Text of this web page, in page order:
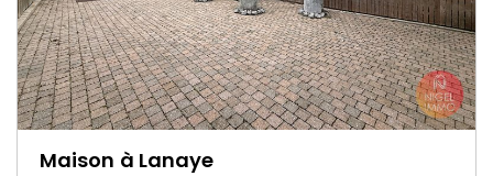
Maison à Lanaye